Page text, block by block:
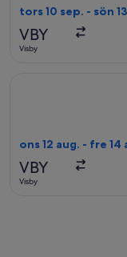
tors 10 sep. - sön
VBY
Visby
ons 12 aug. - fre 14
VBY
Visby